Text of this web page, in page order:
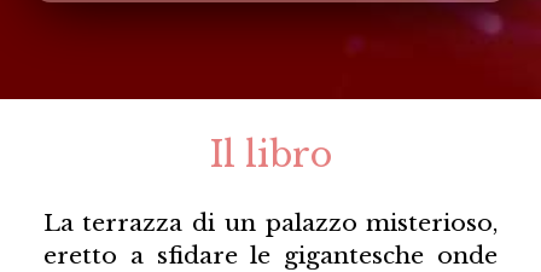
Il libro
La terrazza di un palazzo misterioso,
eretto a sfidare le gigantesche onde